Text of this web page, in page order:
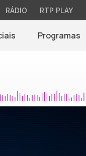
RÁDIO RTP PLAY
Programas